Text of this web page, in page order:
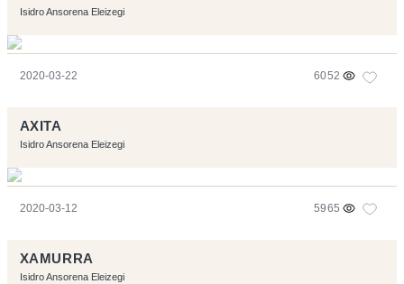
Isidro Ansorena Eleizegi
2020-03-22 6052
AXITA
Isidro Ansorena Eleizegi
2020-03-12 5965
XAMURRA
Isidro Ansorena Eleizegi